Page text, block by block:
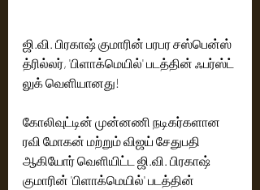
ஜி.வி. பிரகாஷ் குமாரின் பரபர சஸ்பென்ஸ்
த்ரில்லர், 'பிளாக்மெயில்' படத்தின் ஃபர்ஸ்ட்
லுக் வெளியானது!
கோலிவுட்டின் முன்னணி நடிகர்களான
ரவி மோகன் மற்றும் விஜய் சேதுபதி
ஆகியோர் வெளியிட்ட ஜி.வி. பிரகாஷ்
குமாரின் 'பிளாக்மெயில்' படத்தின்